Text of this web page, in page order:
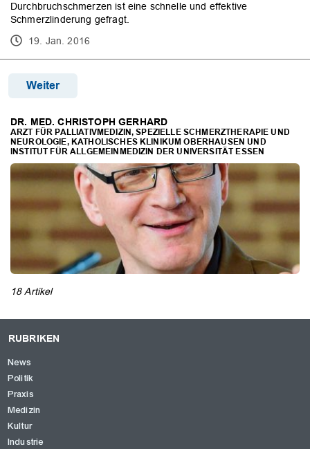
DR. MED. CHRISTOPH GERHARD
ARZT FÜR PALLIATIVMEDIZIN, SPEZIELLE SCHMERZTHERAPIE UND
NEUROLOGIE, KATHOLISCHES KLINIKUM OBERHAUSEN UND
INSTITUT FÜR ALLGEMEINMEDIZIN DER UNIVERSITÄT ESSEN
18 Artikel
Durchbruchschmerzen ist eine schnelle und effektive
Schmerzlinderung gefragt.
19. Jan. 2016
Weiter
RUBRIKEN
News
Politik
Praxis
Medizin
Kultur
Industrie